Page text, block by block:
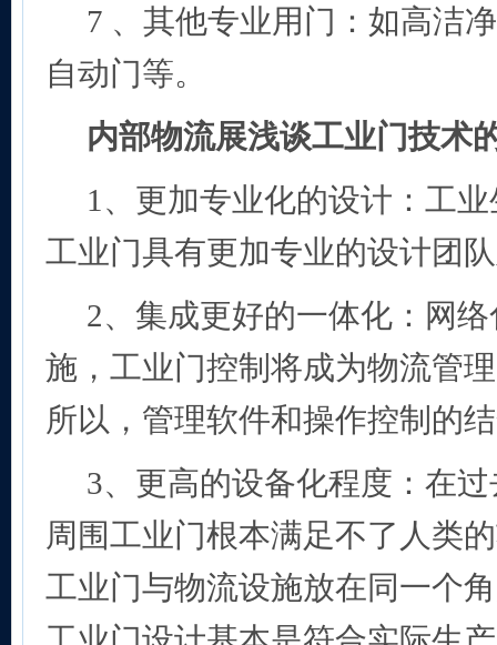
7 、其他专业用门：如高洁
自动门等。
内部物流展浅谈工业门技术
1 、更加专业化的设计：工
工业门具有更加专业的设计团
2、集成更好的一体化：网
施，工业门控制将成为物流管
所以，管理软件和操作控制的
3、更高的设备化程度：在
周围工业门根本满足不了人类
工业门与物流设施放在同一个